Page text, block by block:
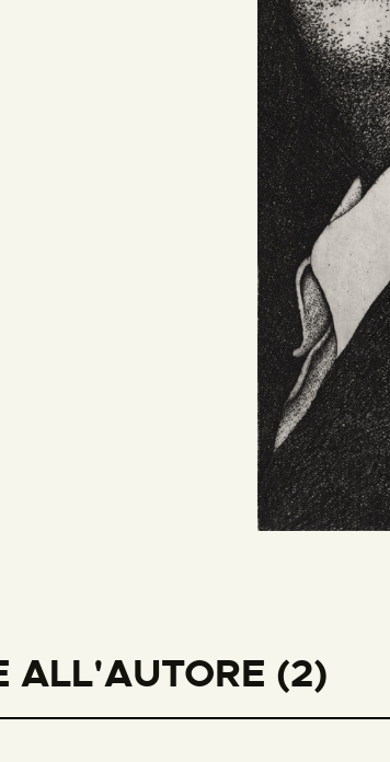
ALL'AUTORE (2)